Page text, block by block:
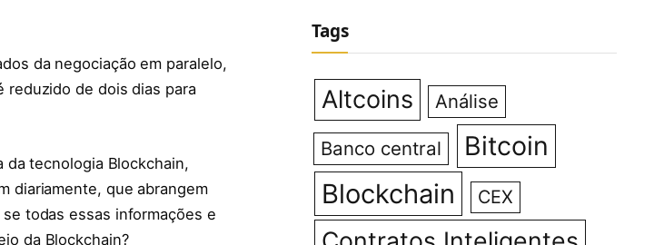
da negociação em paralelo,
de dois dias para
da tecnologia Blockchain,
diariamente, que abrangem
todas essas informações e
da Blockchain?
Tags
Altcoins Análise
Banco central
Bitcoin
Blockchain
CEX